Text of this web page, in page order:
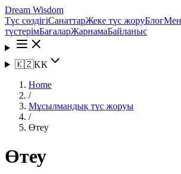
Dream Wisdom
Түс сөздігіСанаттарЖеке түс жоруБлог
түстерімБағаларЖарнамаБайланыс
🇰🇿KK
Home
/
Мұсылмандық түс жоруы
/
Өтеу
Өтеу